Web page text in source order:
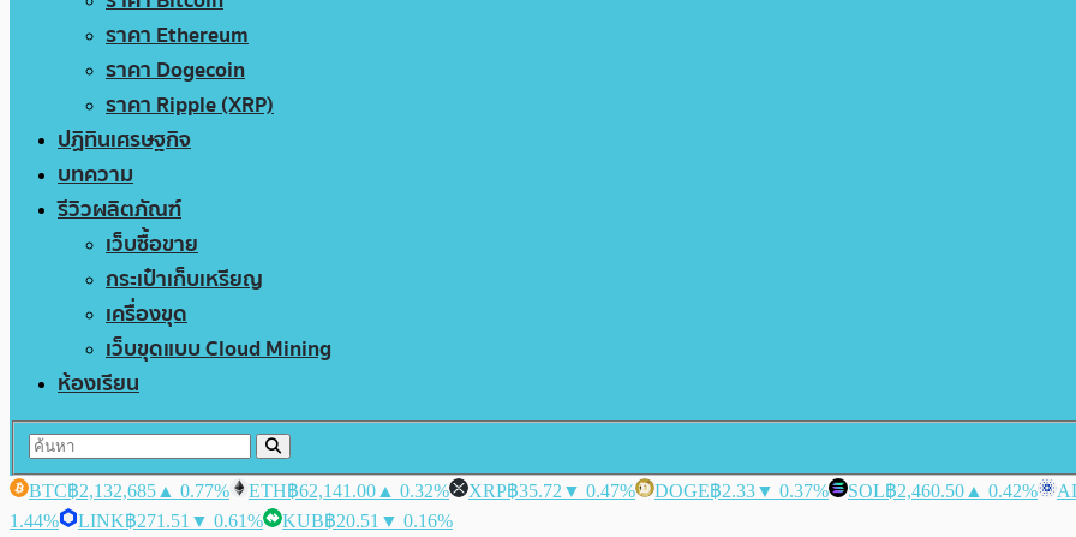
ราคา Ethereum
ราคา Dogecoin
ราคา Ripple (XRP)
ปฏิทินเศรษฐกิจ
บทความ
รีวิวผลิตภัณฑ์
เว็บซื้อขาย
กระเป๋าเก็บเหรียญ
เครื่องขุด
เว็บขุดแบบ Cloud Mining
ห้องเรียน
BTC฿2,132,685 ▲ 0.77% ETH฿62,141.00 ▲ 0.32% XRP฿35.72 ▼ 0.47% DOGE฿2.33▼ 0.37% SOL฿2,460.50 ▲ 0.42%
1.44%
LINK฿271.51 ▼ 0.61% KUB฿20.51 ▼ 0.16%